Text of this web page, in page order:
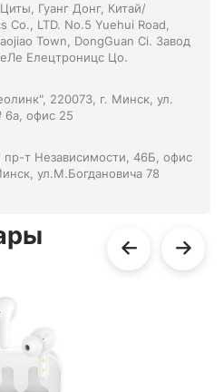
Гуанг Донг, Китай/
Co., LTD. No.5 Yuehui Road,
Town, DongGuan Ci. Завод
Елецтроницс Цо.
220073, г. Минск, ул.
офис 25
т Независимости, 46Б, офис
ул.М.Богдановича 78